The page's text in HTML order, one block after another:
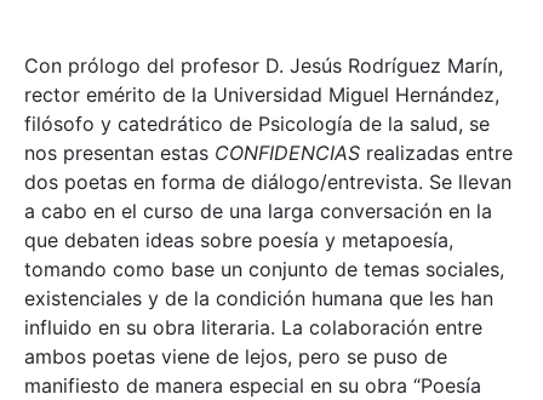
Con prólogo del profesor D. Jesús Rodríguez Marín,
rector emérito de la Universidad Miguel Hernández,
filósofo y catedrático de Psicología de la salud, se
nos presentan estas CONFIDENCIAS realizadas entre
dos poetas en forma de diálogo/entrevista. Se llevan
a cabo en el curso de una larga conversación en la
que debaten ideas sobre poesía y metapoesía,
tomando como base un conjunto de temas sociales,
existenciales y de la condición humana que les han
influido en su obra literaria. La colaboración entre
ambos poetas viene de lejos, pero se puso de
manifiesto de manera especial en su obra “Poesía